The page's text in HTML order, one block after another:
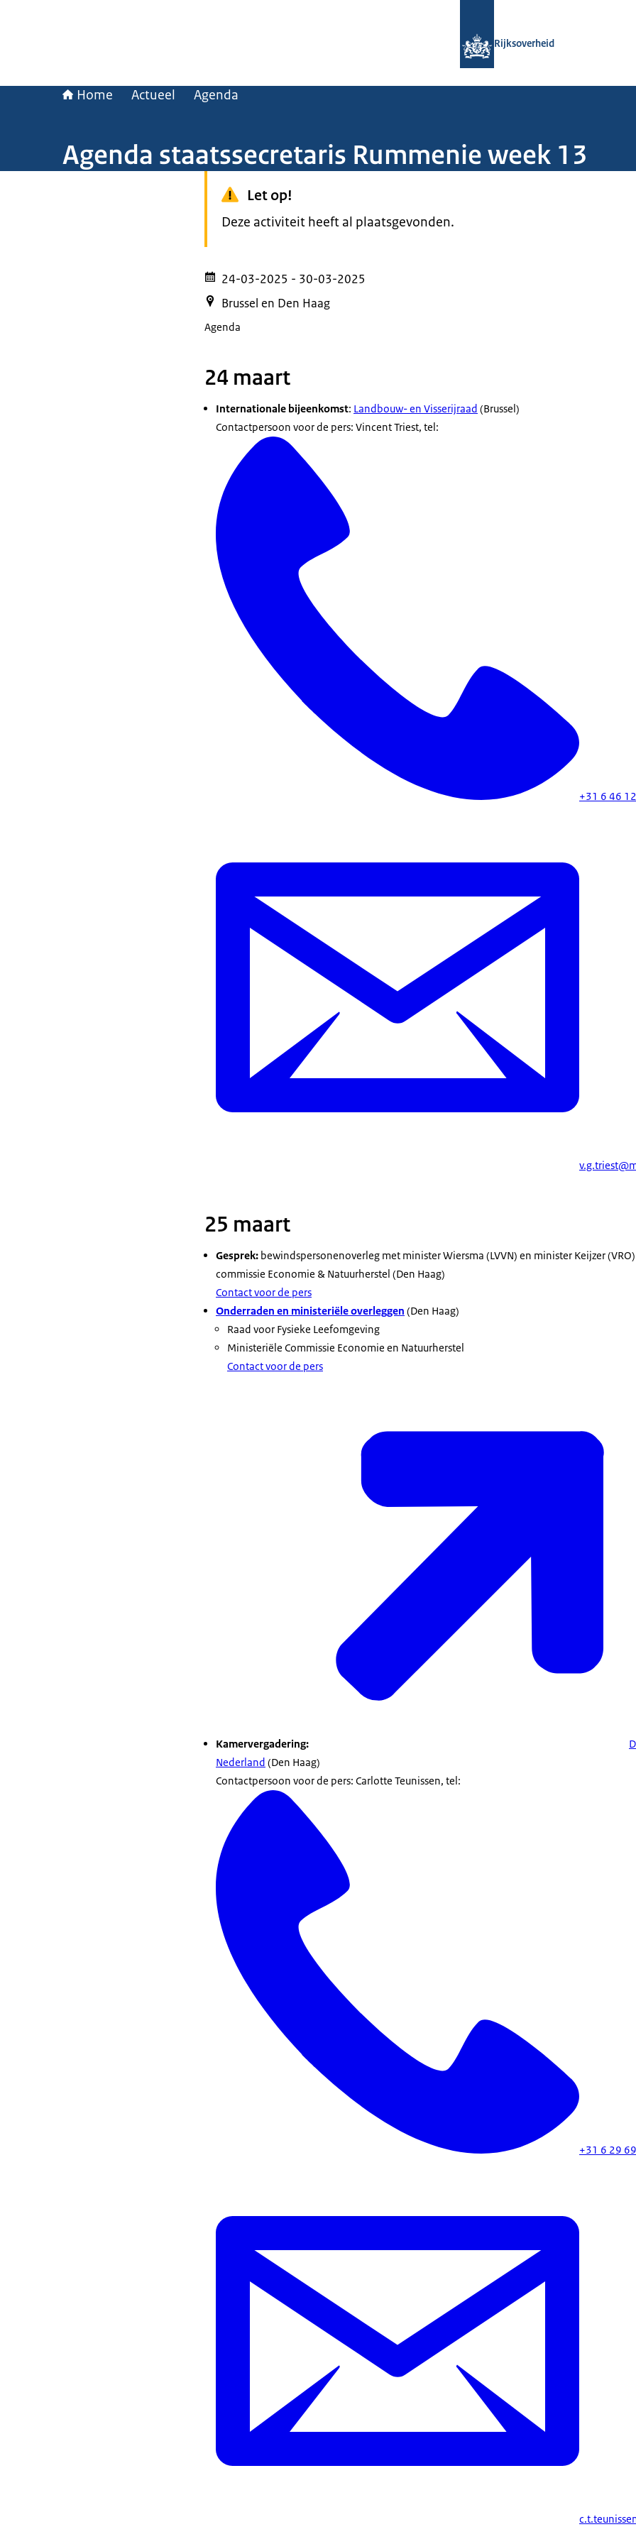
Rijksoverheid
Home Actueel Agenda
Agenda staatssecretaris Rummenie week 13
Let op!
Deze activiteit heeft al plaatsgevonden.
24-03-2025 - 30-03-2025
Brussel en Den Haag
Agenda
24 maart
Internationale bijeenkomst: Landbouw- en Visserijraad (Brussel)
Contactpersoon voor de pers: Vincent Triest, tel:
+31 6 46
25 maart
Gesprek: bewindspersonenoverleg met minister Wiersma (LVVN) en minister Keijzer
commissie Economie & Natuurherstel (Den Haag)
Contact voor de pers
Onderraden en ministeriële overleggen (Den Haag)
Raad voor Fysieke Leefomgeving
Ministeriële Commissie Economie en Natuurherstel​​​​​​​
Contact voor de pers
Kamervergadering:
Nederland (Den Haag)
Contactpersoon voor de pers: Carlotte Teunissen, tel:
+31 6 29